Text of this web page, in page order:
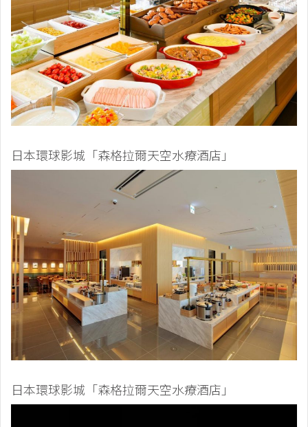
日本環球影城「森格拉爾天空水療酒店」
日本環球影城「森格拉爾天空水療酒店」